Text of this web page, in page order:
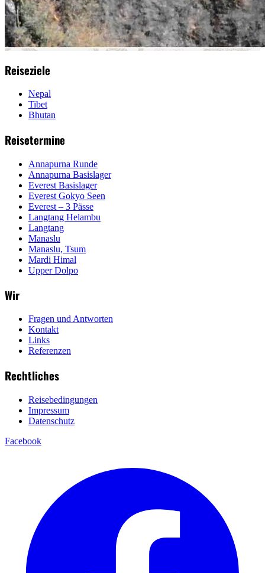
Reiseziele
Nepal
Tibet
Bhutan
Reisetermine
Annapurna Runde
Annapurna Basislager
Everest Basislager
Everest Gokyo Seen
Everest – 3 Pässe
Langtang Helambu
Langtang
Manaslu
Manaslu, Tsum
Mardi Himal
Upper Dolpo
Wir
Fragen und Antworten
Kontakt
Links
Referenzen
Rechtliches
Reisebedingungen
Impressum
Datenschutz
Facebook